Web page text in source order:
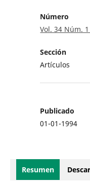
Número
Vol. 34 Núm.
Sección
Artículos
Publicado
01-01-1994
Resumen